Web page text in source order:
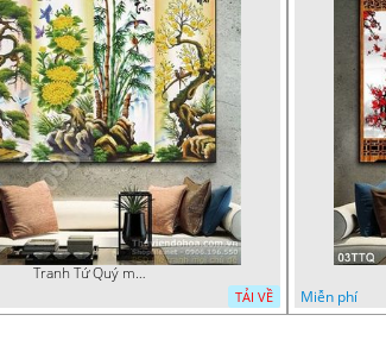
Tranh Tứ Quý mai cúc đẹp 2020
TẢI VỀ
Miễn phí